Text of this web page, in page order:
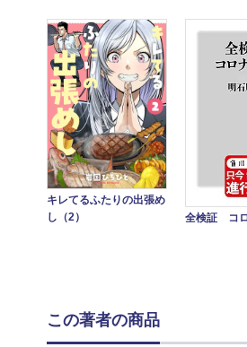
キレてるふたりの出張め
し（2）
全検証 コ
この著者の商品